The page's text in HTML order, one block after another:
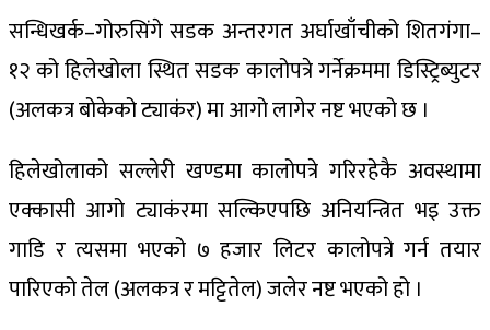
सन्धिखर्क–गोरुसिंगे सडक अन्तरगत अर्घाखाँचीको शितगंगा–
१२ को हिलेखोला स्थित सडक कालोपत्रे गर्नेक्रममा डिस्ट्रिब्युटर
(अलकत्र बोकेको ट्याकंर) मा आगो लागेर नष्ट भएको छ ।
हिलेखोलाको सल्लेरी खण्डमा कालोपत्रे गरिरहेकै अवस्थामा
एक्कासी आगो ट्याकंरमा सल्किएपछि अनियन्त्रित भइ उक्त
गाडि र त्यसमा भएको ७ हजार लिटर कालोपत्रे गर्न तयार
पारिएको तेल (अलकत्र र मट्टितेल) जलेर नष्ट भएको हो ।